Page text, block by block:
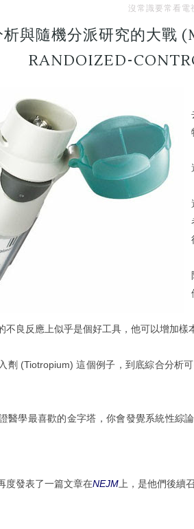
沒常識要常看電
析與隨機分派研究的大戰
RANDOIZED-
不良反應上似乎是個好工具，他可以增加樣
劑 (Tiotropium) 這個例子，到底綜合分析
醫學最喜歡的金字塔，你會發覺系統性綜
度發表了一篇文章在NEJM 上，是他們後續